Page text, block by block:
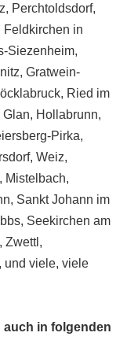
, Perchtoldsdorf,
Feldkirchen in
Siezenheim,
Gratwein-
Ried im
Glan, Hollabrunn,
Pirka,
Weiz,
Mistelbach,
Sankt Johann im
Seekirchen am
Zwettl,
und viele, viele
auch in folgenden